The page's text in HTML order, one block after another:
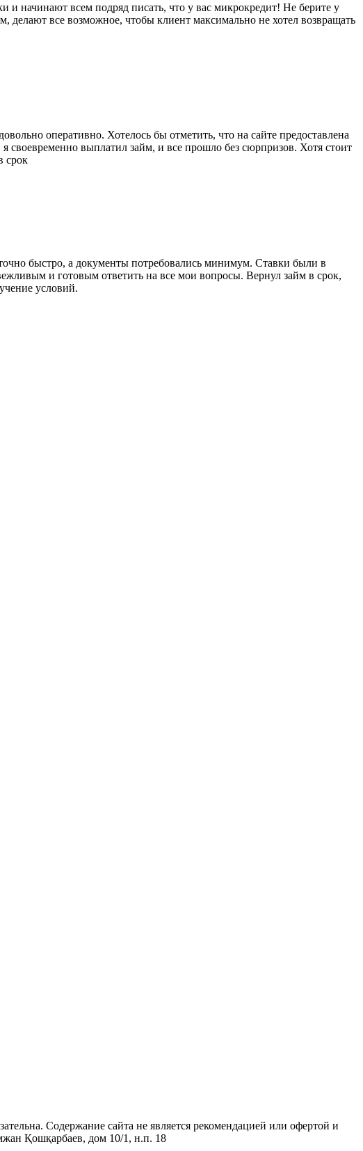
и начинают всем подряд писать, что у вас микрокредит! Не берите у
делают все возможное, чтобы клиент максимально не хотел возвращать
оперативно. Хотелось бы отметить, что на сайте предоставлена
выплатил займ, и все прошло без сюрпризов. Хотя стоит
срок
быстро, а документы потребовались минимум. Ставки были в
и готовым ответить на все мои вопросы. Вернул займ в срок,
условий.
Содержание сайта не является рекомендацией или офертой и
Қошқарбаев, дом 10/1, н.п. 18